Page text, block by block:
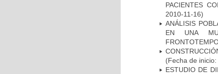
PACIENTES
2010-11-16)
ANÁLISIS
EN UNA
(Fecha de
ESTUDIO DE